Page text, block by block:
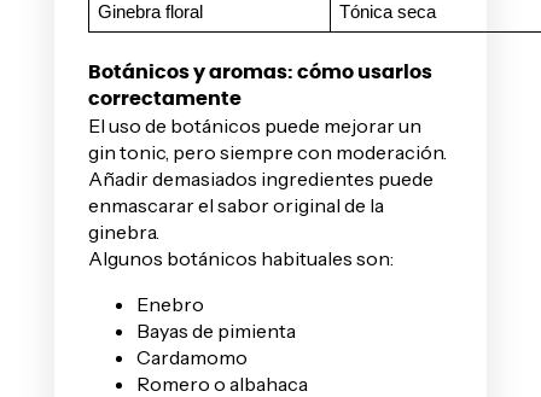
Ginebra floral
Tónica seca
Botánicos y aromas: cómo usarlos
correctamente
El uso de botánicos puede mejorar un
gin tonic, pero siempre con moderación.
Añadir demasiados ingredientes puede
enmascarar el sabor original de la
ginebra.
Algunos botánicos habituales son:
Enebro
Bayas de pimienta
Cardamomo
Romero o albahaca